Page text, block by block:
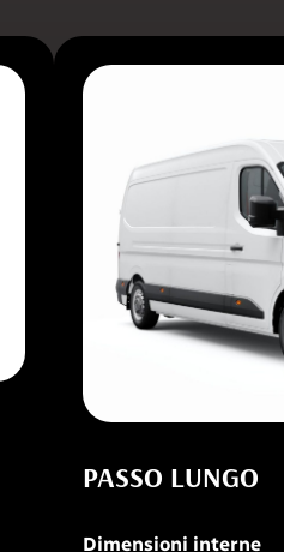
PASSO LUNGO
Dimensioni interne